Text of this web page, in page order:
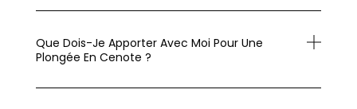
Que Dois-Je Apporter Avec Moi Pour Une
Plongée En Cenote ?